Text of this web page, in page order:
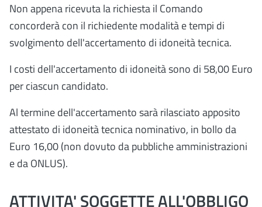
Non appena ricevuta la richiesta il Comando
concorderà con il richiedente modalità e tempi di
svolgimento dell'accertamento di idoneità tecnica.
I costi dell'accertamento di idoneità sono di 58,00 Euro
per ciascun candidato.
Al termine dell'accertamento sarà rilasciato apposito
attestato di idoneità tecnica nominativo, in bollo da
Euro 16,00 (non dovuto da pubbliche amministrazioni
e da ONLUS).
ATTIVITA' SOGGETTE ALL'OBBLIGO